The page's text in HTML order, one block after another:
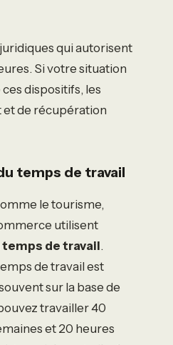
qui autorisent
Si votre situation
ces dispositifs, les
et de récupération
temps de travail
le tourisme,
utilisent
de travail.
de travail est
sur la base de
travailler 40
et 20 heures